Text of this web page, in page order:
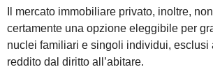
Il mercato immobiliare privato, inoltre,
certamente una opzione eleggibile per
nuclei familiari e singoli individui, esclusi
reddito dal diritto all’abitare.